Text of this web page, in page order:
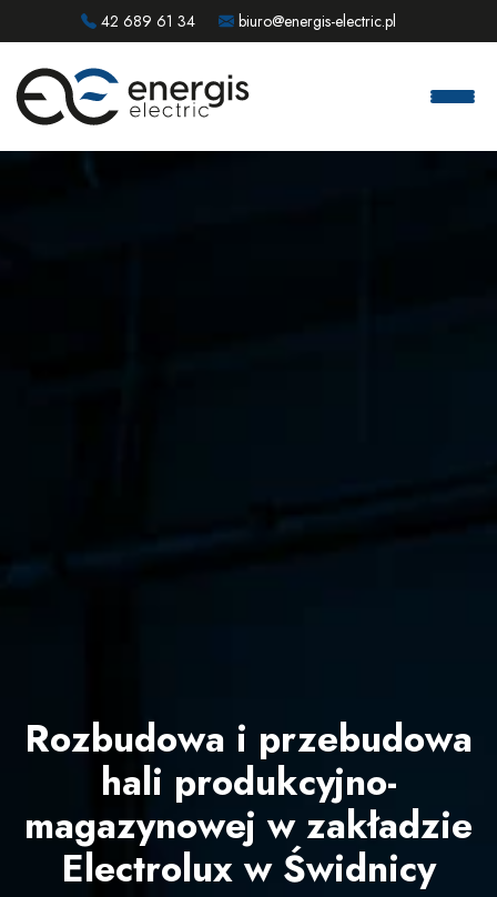
42 689 61 34 biuro@energis-electric.pl
Rozbudowa i przebudowa
hali produkcyjno-
magazynowej w zakładzie
Electrolux w Świdnicy